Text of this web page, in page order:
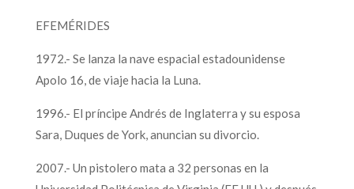
EFEMÉRIDES
1972.- Se lanza la nave espacial estadounidense
Apolo 16, de viaje hacia la Luna.
1996.- El príncipe Andrés de Inglaterra y su esposa
Sara, Duques de York, anuncian su divorcio.
2007.- Un pistolero mata a 32 personas en la